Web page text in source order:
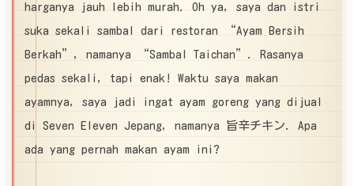
harganya jauh lebih murah. Oh ya, saya dan istri
suka sekali sambal dari restoran “Ayam Bersih
Berkah”, namanya “Sambal Taichan”. Rasanya
pedas sekali, tapi enak! Waktu saya makan
ayamnya, saya jadi ingat ayam goreng yang dijual
di Seven Eleven Jepang, namanya 旨辛チキン. Apa
ada yang pernah makan ayam ini?